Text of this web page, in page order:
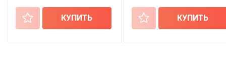
+ КУПИТЬ + КУПИТЬ